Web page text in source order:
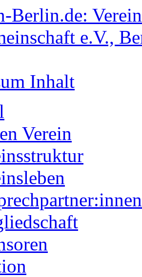
Berlin.de:
e.V.,
Inhalt
Verein